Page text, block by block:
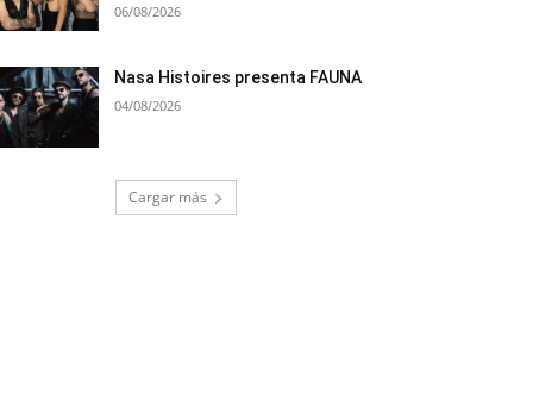
06/08/2026
Nasa Histoires presenta FAUNA
04/08/2026
Cargar más